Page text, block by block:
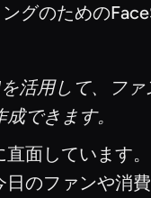
グのための
用して、フ
できます。
面しています
のファンや消